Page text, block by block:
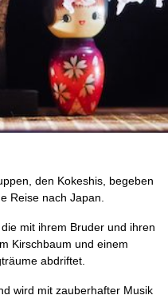
den Kokeshis, begeben
Reise nach Japan.
mit ihrem Bruder und ihren
Kirschbaum und einem
abdriftet.
wird mit zauberhafter Musik